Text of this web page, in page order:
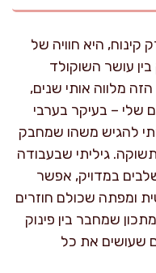
קינוח, היא חוויה של
עושר השוקולד
מלווה אותי שנים,
שלי – בעיקר בערבי
להגיש משהו שמחבק
גיליתי שבעבודה
במדויק, אפשר
ומפתה שכולם חוזרים
שמחבר בין פינוק
שעושים את כל